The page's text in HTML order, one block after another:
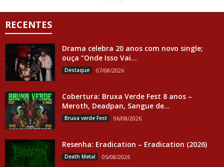
RECENTES
Drama celebra 20 anos com novo single;
ouça “Onde Isso Vai...
Destaque 07/08/2026
Cobertura: Bruxa Verde Fest 8 anos –
Meroth, Deadpan, Sangue de...
Bruxa verde Fest 06/08/2026
Resenha: Eradication – Eradication (2026)
Death Metal 05/08/2026